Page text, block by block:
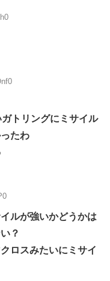
トリングにミサイル
たわ
ルが強いかどうかは
？
ロスみたいにミサイ